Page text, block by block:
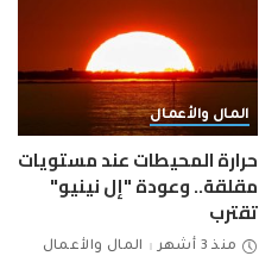
المال والأعمال
حرارة المحيطات عند مستويات
مقلقة.. وعودة "إل نينيو"
تقترب
منذ 3 أشهر المال والأعمال